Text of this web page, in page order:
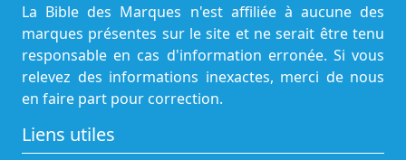
La Bible des Marques n'est affiliée à aucune des
marques présentes sur le site et ne serait être tenu
responsable en cas d'information erronée. Si vous
relevez des informations inexactes, merci de nous
en faire part pour correction.
Liens utiles